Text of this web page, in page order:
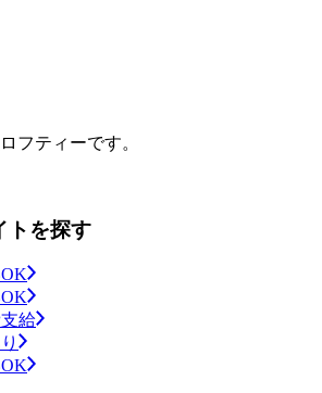
フティーです。
トを探す
給